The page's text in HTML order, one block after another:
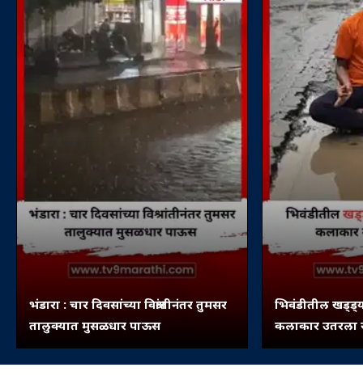
भंडारा : चार दिवसांच्या विश्रांतीनंतर तुमसर
तालुक्यात मुसळधार पाऊस
भिवंडीतील
कलाकार उतरला